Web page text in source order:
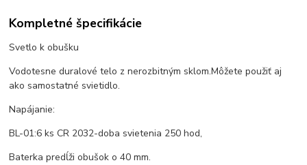
Kompletné špecifikácie
Svetlo k obušku
Vodotesne duralové telo z nerozbitným sklom.Môžete použiť aj
ako samostatné svietidlo.
Napájanie:
BL-01:6 ks CR 2032-doba svietenia 250 hod,
Baterka predĺži obušok o 40 mm.